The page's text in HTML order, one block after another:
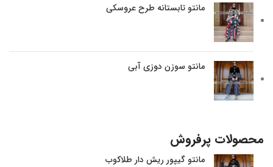
مانتو تابستانه طرح عروسکی
مانتو سوزن دوزی آبی
محصولات پرفروش
مانتو گیپور ریش دار طلاکوب